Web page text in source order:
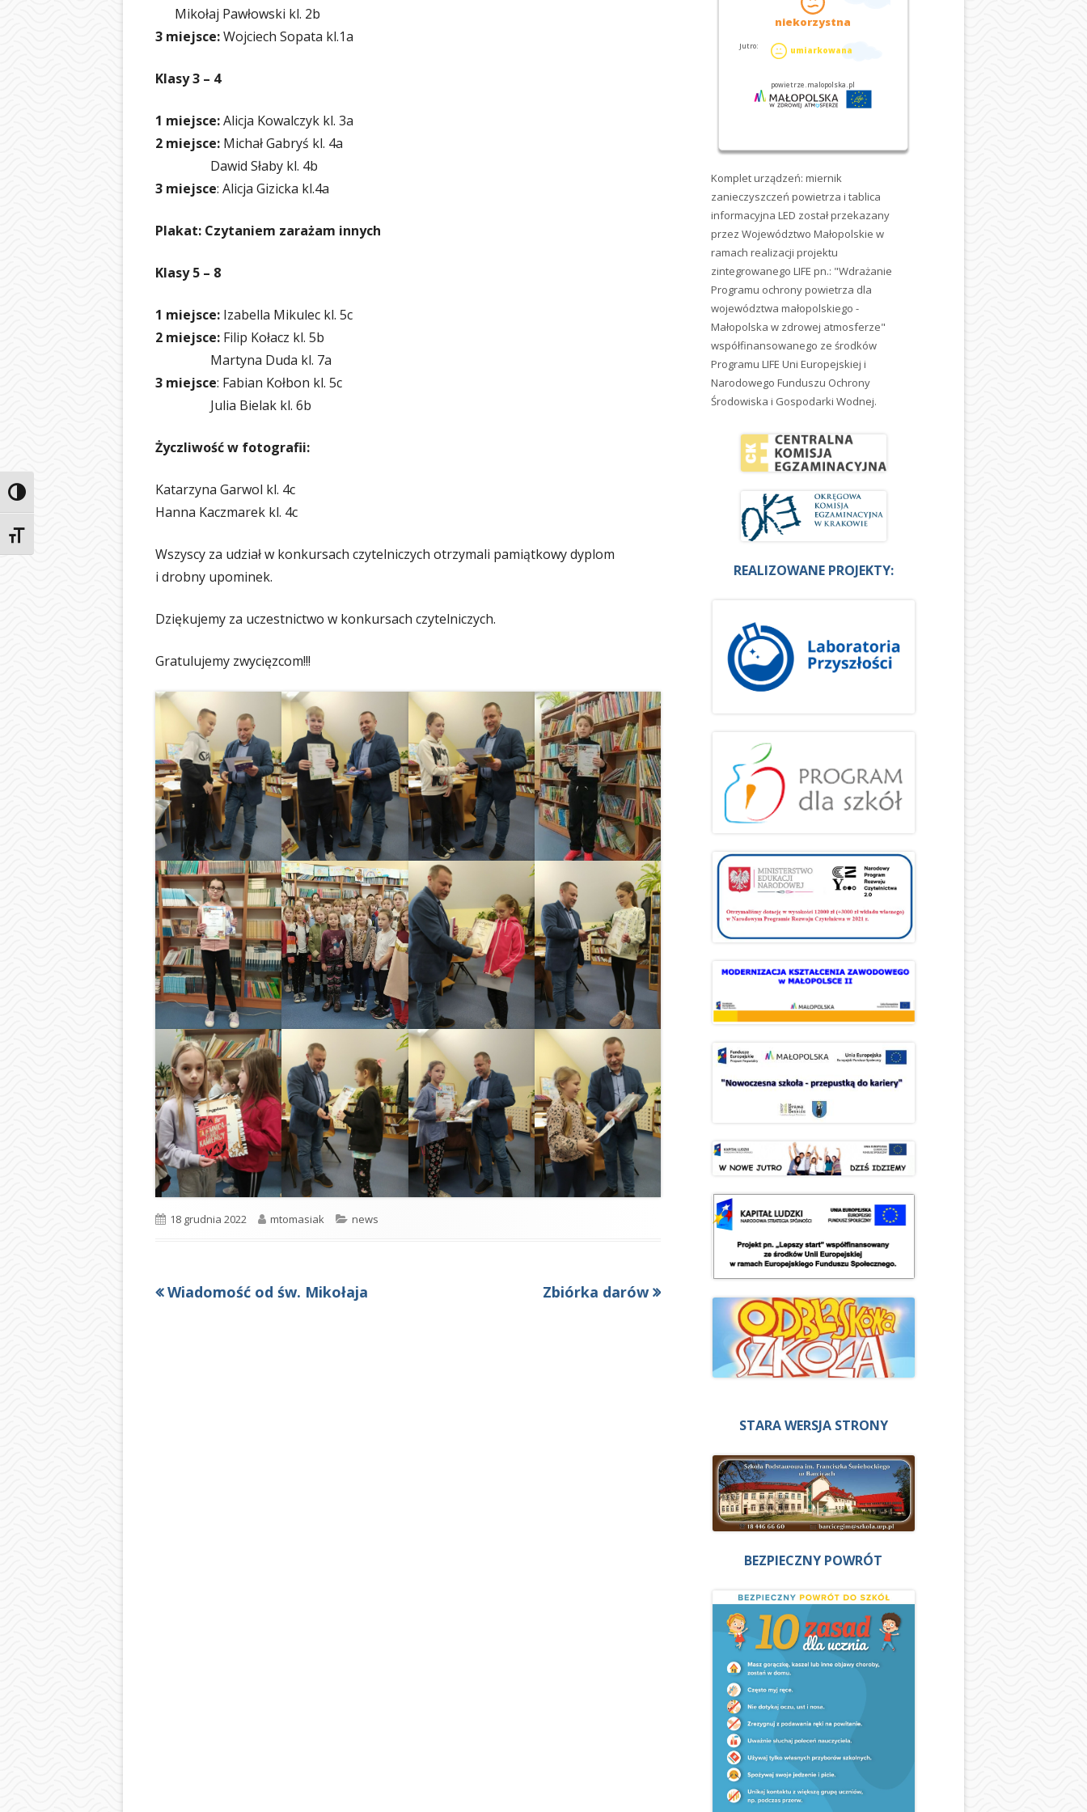
Przełącz wysoki kontrast
Zmień rozmiar czcionek
Mikołaj Pawłowski kl. 2b
3 miejsce:Wojciech Sopata kl.1a
Klasy 3 – 4
1 miejsce:Alicja Kowalczyk kl. 3a
2 miejsce: Michał Gabryś kl. 4a
Dawid Słaby kl. 4b
3 miejsce: Alicja Gizicka kl.4a
Plakat: Czytaniem zarażam innych
Klasy 5 – 8
1 miejsce: Izabella Mikulec kl. 5c
2 miejsce: Filip Kołacz kl. 5b
Martyna Duda kl. 7a
3 miejsce: Fabian Kołbon kl. 5c
Julia Bielak kl. 6b
Życzliwość w fotografii:
Katarzyna Garwol kl. 4c
Hanna Kaczmarek kl. 4c
Wszyscy za udział w konkursach czytelniczych otrzymali pamiątkowy dyplom
i drobny upominek.
Dziękujemy za uczestnictwo w konkursach czytelniczych.
Gratulujemy zwycięzcom!!!
Opublikowano
18 grudnia 2022 Autor
mtomasiak Kategorie
news
Nawigacja
Poprzedni
Wiadomość od św. Mikołaja
Następny
Zbiórka darów
Komplet urządzeń: miernik
zanieczyszczeń powietrza i tablica
informacyjna LED został przekazany
przez Województwo Małopolskie w
ramach realizacji projektu
zintegrowanego LIFE pn.: "Wdrażanie
Programu ochrony powietrza dla
województwa małopolskiego -
Małopolska w zdrowej atmosferze"
współfinansowanego ze środków
Programu LIFE Uni Europejskiej i
Narodowego Funduszu Ochrony
Środowiska i Gospodarki Wodnej.
REALIZOWANE PROJEKTY:
STARA WERSJA STRONY
BEZPIECZNY POWRÓT